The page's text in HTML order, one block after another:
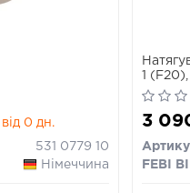
від 0 дн.
531 0779 10
Німеччина
1
(E91),
(F31),
F82), 4
3
FEBI